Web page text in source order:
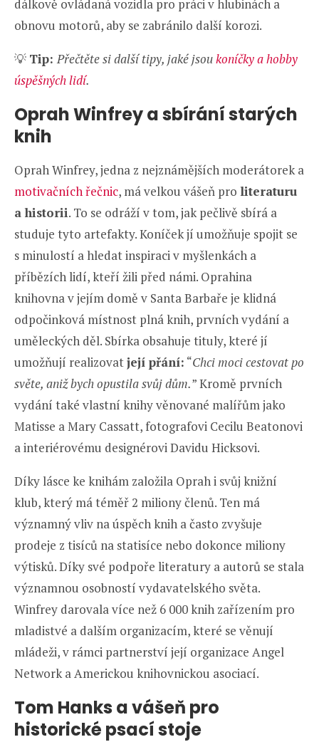
dálkově ovládaná vozidla pro práci v hlubinách a
obnovu motorů, aby se zabránilo další korozi.
💡 Tip:Přečtěte si další tipy, jaké jsoukoníčky a hobby
úspěšných lidí.
Oprah Winfrey a sbírání starých
knih
Oprah Winfrey, jedna z nejznámějších moderátorek a
motivačních řečnic, má velkou vášeň pro literaturu
a historii. To se odráží v tom, jak pečlivě sbírá a
studuje tyto artefakty. Koníček jí umožňuje spojit se
s minulostí a hledat inspiraci v myšlenkách a
příbězích lidí, kteří žili před námi. Oprahina
knihovna v jejím domě v Santa Barbaře je klidná
odpočinková místnost plná knih, prvních vydání a
uměleckých děl. Sbírka obsahuje tituly, které jí
umožňují realizovatjejí přání: “Chci moci cestovat po
světe, aniž bych opustila svůj dům.” Kromě prvních
vydání také vlastní knihy věnované malířům jako
Matisse a Mary Cassatt, fotografovi Cecilu Beatonovi
a interiérovému designérovi Davidu Hicksovi.
Díky lásce ke knihám založila Oprah i svůj knižní
klub, který má téměř 2 miliony členů. Ten má
významný vliv na úspěch knih a často zvyšuje
prodeje z tisíců na statisíce nebo dokonce miliony
výtisků. Díky své podpoře literatury a autorů se stala
významnou osobností vydavatelského světa.
Winfrey darovala více než 6 000 knih zařízením pro
mladistvé a dalším organizacím, které se věnují
mládeži, v rámci partnerství její organizace Angel
Network a Americkou knihovnickou asociací.
Tom Hanks a vášeň pro
historické psací stoje